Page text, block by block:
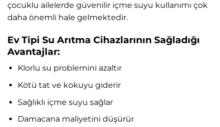
çocuklu ailelerde güvenilir içme suyu kullanımı çok
daha önemli hale gelmektedir.
Ev Tipi Su Arıtma Cihazlarının Sağladığı
Avantajlar:
Klorlu su problemini azaltır
Kötü tat ve kokuyu giderir
Sağlıklı içme suyu sağlar
Damacana maliyetini düşürür